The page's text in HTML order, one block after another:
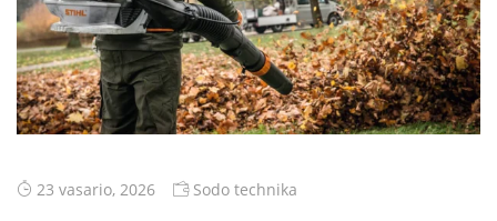
23 vasario, 2026 Sodo technika